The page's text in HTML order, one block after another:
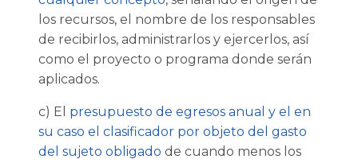
los recursos, el nombre de los responsables
de recibirlos, administrarlos y ejercerlos, así
como el proyecto o programa donde serán
aplicados.
c) El presupuesto de egresos anual y el en
su caso el clasificador por objeto del gasto
del sujeto obligado de cuando menos los